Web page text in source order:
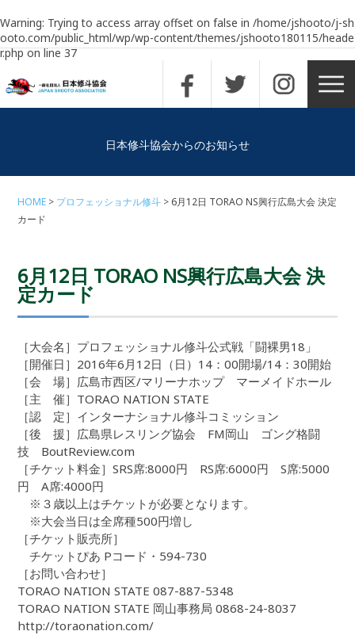
Warning: Trying to access array offset on false in /home/jshooto/j-sh
ooto.com/public_html/wp/wp-content/themes/jshooto180115/heade
r.phpon line37
日本修斗協会からのお知らせ
HOME プロフェッショナル修斗
6月12日 TORAO NS興行広島大会 決定
カード
6月12日 TORAO NS興行広島大会 決
定カード
［大会名］プロフェッショナル修斗公式戦「闘裸男18」
［開催日］2016年6月12日（日）14：00開場/14：30開始
［会 場］広島市西区/マリーナホップ マーメイドホール
［主 催］TORAO NATION STATE
［認 定］インターナショナル修斗コミッション
［後 援］広島県レスリング協会 FM岡山 ゴング格闘
技 BoutReview.com
［チケット料金］SRS席:8000円 RS席:6000円 S席:5000
円 A席:4000円
※３歳以上はチケットが必要となります。
※大会当日は全席種500円増し
［チケット販売所］
チケットぴあ Pコード・594-730
［お問い合わせ］
TORAO NATION STATE 087-887-5348
TORAO NATION STATE 岡山事務局 0868-24-8037
http://toraonation.com/